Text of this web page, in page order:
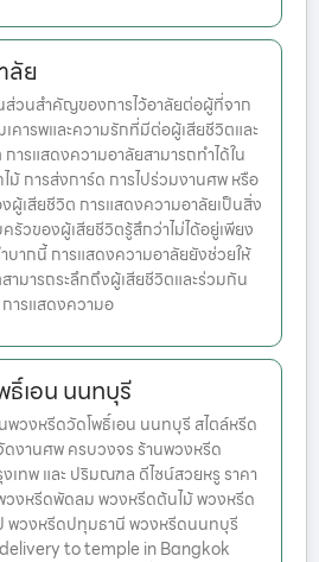
ลัย
ส่วนสำคัญของการไว้อาลัยต่อผู้ที่จาก
คารพและความรักที่มีต่อผู้เสียชีวิตและ
ารแสดงความอาลัยสามารถทำได้ใน
ม้ การส่งการ์ด การไปร่วมงานศพ หรือ
ผู้เสียชีวิต การแสดงความอาลัยเป็นสิ่ง
รัวของผู้เสียชีวิตรู้สึกว่าไม่ได้อยู่เพียง
บากนี้ การแสดงความอาลัยยังช่วยให้
ามารถระลึกถึงผู้เสียชีวิตและร่วมกัน
การแสดงความอ
ธิ์เอน นนทบุรี
วงหรีดวัดโพธิ์เอน นนทบุรี สไตล์หรีด
งานศพ ครบวงจร ร้านพวงหรีด
เทพ และ ปริมณฑล ดีไซน์สวยหรู ราคา
งหรีดพัดลม พวงหรีดต้นไม้ พวงหรีด
พวงหรีดปทุมธานี พวงหรีดนนทบุรี
to temple in Bangkok